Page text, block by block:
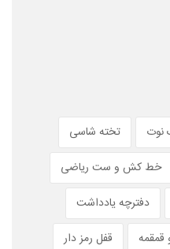
نوت
تخته شاسی
خط کش و ست ریاضی
دفترچه یادداشت
قفل رمز دار